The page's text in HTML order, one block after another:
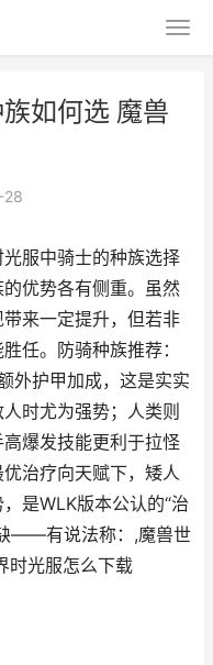
如何选 魔兽
28
服中骑士的种族选择
优势各有侧重。虽然
来一定提升，但若非
任。防骑种族推荐：
外护甲加成，这是实实
时尤为强势；人类则
爆发技能更利于拉怪
治疗向天赋下，矮人
是WLK版本公认的“治
——有说法称：,魔兽世
时光服怎么下载